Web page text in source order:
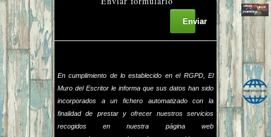
Enviar
En cumplimiento de lo establecido en el RGPD, El
Muro del Escritor le informa que sus datos han sido
incorporados a un fichero automatizado con la
finalidad de prestar y ofrecer nuestros servicios
recogidos en nuestra página web